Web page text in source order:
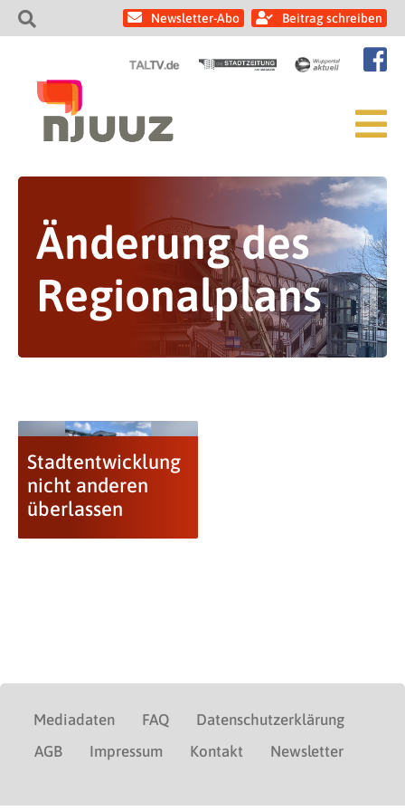
Newsletter-Abo Beitrag schreiben
Änderung des
Regionalplans
Stadtentwicklung
nicht anderen
überlassen
Mediadaten FAQ
Datenschutzerklärung
AGB
Impressum Kontakt Newsletter